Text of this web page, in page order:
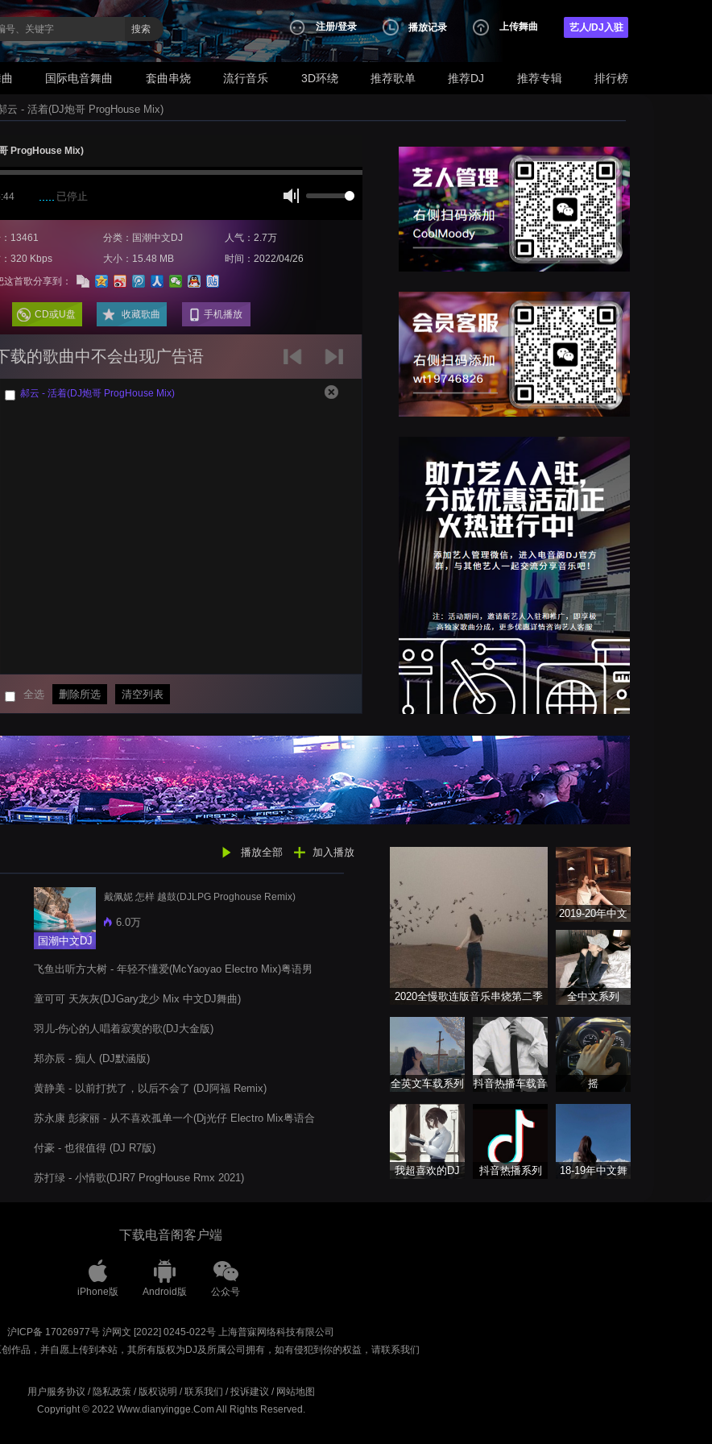
搜索 注册/登录 播放记录 上传舞曲 艺人/DJ入驻
国际电音舞曲 套曲串烧 流行音乐 3D环绕 推荐歌单 推荐DJ 推荐专辑 排行榜
云 - 活着(DJ炮哥 ProgHouse Mix)
ProgHouse Mix)
已停止
13461 分类：国潮中文DJ
人气：2.7万
320 Kbps
大小：15.48 MB
时间：2022/04/26
这首歌分享到：
CD或U盘 收藏歌曲 手机播放
载的歌曲中不会出现广告语
郝云 - 活着(DJ炮哥 ProgHouse Mix)
全选 删除所选 清空列表
播放全部 加入播放
国潮中文DJ
戴佩妮 怎样 越鼓(DJLPG Proghouse Remix)
6.0万
飞鱼出听方大树 - 年轻不懂爱(McYaoyao Electro Mix)粤语男
童可可 天灰灰(DJGary龙少 Mix 中文DJ舞曲)
羽儿-伤心的人唱着寂寞的歌(DJ大金版)
郑亦辰 - 痴人 (DJ默涵版)
黄静美 - 以前打扰了，以后不会了 (DJ阿福 Remix)
苏永康 彭家丽 - 从不喜欢孤单一个(Dj光仔 Electro Mix粤语合
付豪 - 也很值得 (DJ R7版)
苏打绿 - 小情歌(DJR7 ProgHouse Rmx 2021)
2020全慢歌连版音乐串烧第二季
2019-20年中文
DJ舞曲
全中文系列
全英文车载系列
抖音热播车载音
摇
我超喜欢的DJ 抖音热播系列
18-19年中文舞
下载电音阁客户端
iPhone版 Android版 公众号
沪ICP备 17026977号 沪网文 [2022] 0245-022号 上海普寐网络科技有限公司
作品，并自愿上传到本站，其所有版权为DJ及所属公司拥有，如有侵犯到你的权益，请联系我们
用户服务协议 / 隐私政策/ 版权说明 /联系我们 /投诉建议 / 网站地图
Copyright © 2022 Www.dianyingge.Com All Rights Reserved.